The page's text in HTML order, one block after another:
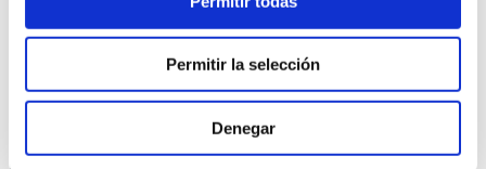
Permitir la selección
Denegar